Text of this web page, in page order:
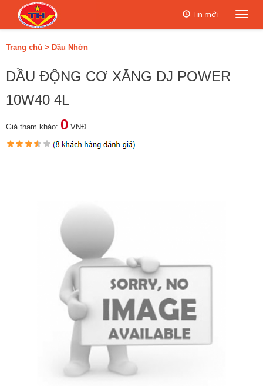
Tin mới
Trang chủ > Dầu Nhờn
DẦU ĐỘNG CƠ XĂNG DJ POWER
10W40 4L
Giá tham khảo: 0 VNĐ